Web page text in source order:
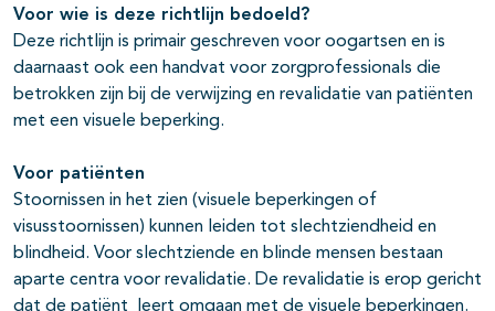
Voor wie is deze richtlijn bedoeld?
Deze richtlijn is primair geschreven voor oogartsen en is
daarnaast ook een handvat voor zorgprofessionals die
betrokken zijn bij de verwijzing en revalidatie van patiënten
met een visuele beperking.
Voor patiënten
Stoornissen in het zien (visuele beperkingen of
visusstoornissen) kunnen leiden tot slechtziendheid en
blindheid. Voor slechtziende en blinde mensen bestaan
aparte centra voor revalidatie. De revalidatie is erop gericht
dat de patiënt leert omgaan met de visuele beperkingen.